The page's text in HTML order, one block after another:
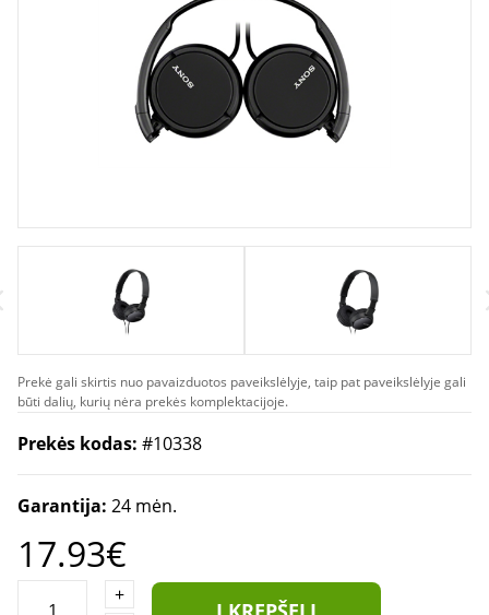
Prekė gali skirtis nuo pavaizduotos paveikslėlyje, taip pat paveikslėlyje gali
būti dalių, kurių nėra prekės komplektacijoje.
Prekės kodas: #10338
Garantija: 24 mėn.
17.93€
+